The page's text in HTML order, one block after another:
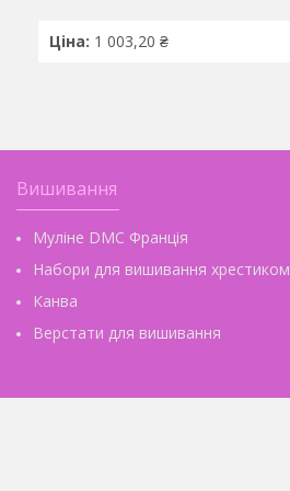
Ціна: 1 003,20 ₴
Вишивання
Муліне DMC Франція
Набори для вишивання хрестиком
Канва
Верстати для вишивання